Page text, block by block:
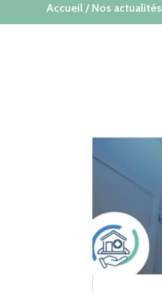
Accueil / Nos actualités